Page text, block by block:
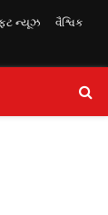
ન્યૂઝ વૈશ્વિક